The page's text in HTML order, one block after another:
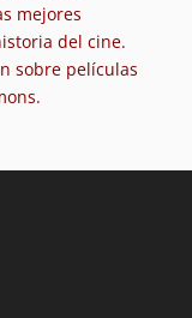
mejores
del cine.
sobre películas